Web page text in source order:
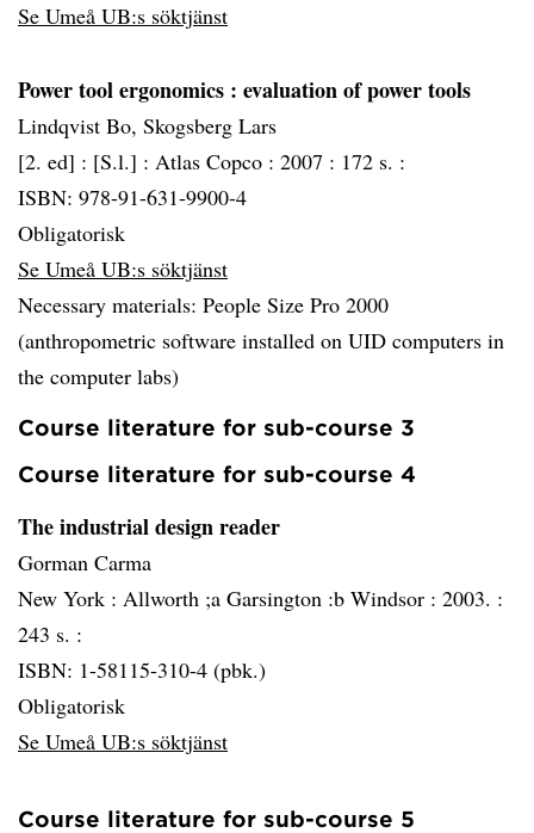
Se Umeå UB:s söktjänst
Power tool ergonomics : evaluation of power tools
Lindqvist Bo, Skogsberg Lars
[2. ed] : [S.l.] : Atlas Copco : 2007 : 172 s. :
ISBN: 978-91-631-9900-4
Obligatorisk
Se Umeå UB:s söktjänst
Necessary materials: People Size Pro 2000
(anthropometric software installed on UID computers in
the computer labs)
Course literature for sub-course 3
Course literature for sub-course 4
The industrial design reader
Gorman Carma
New York : Allworth ;a Garsington :b Windsor : 2003. :
243 s. :
ISBN: 1-58115-310-4 (pbk.)
Obligatorisk
Se Umeå UB:s söktjänst
Course literature for sub-course 5